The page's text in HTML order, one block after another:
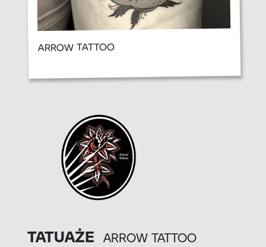
ARROW TATTOO
TATUAŻE ARROW TATTOO